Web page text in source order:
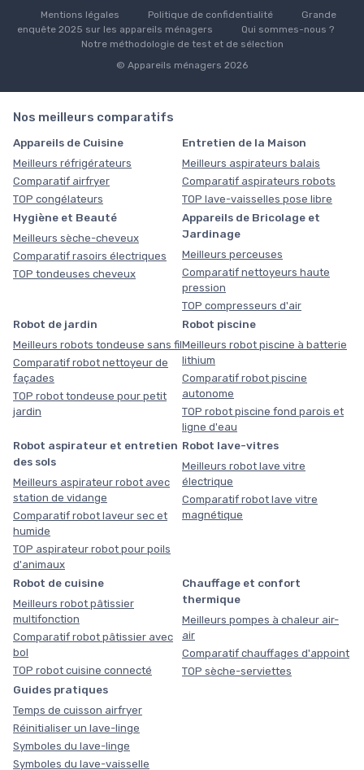
Mentions légales Politique de confidentialité
Grande
enquête 2025 sur les appareils ménagers
Qui sommes-nous ?
Notre méthodologie de test et de sélection
© Appareils ménagers 2026
Nos meilleurs comparatifs
Appareils de Cuisine
Meilleurs réfrigérateurs
Comparatif airfryer
TOP congélateurs
Entretien de la Maison
Meilleurs aspirateurs balais
Comparatif aspirateurs robots
TOP lave-vaisselles pose libre
Hygiène et Beauté
Meilleurs sèche-cheveux
Comparatif rasoirs électriques
TOP tondeuses cheveux
Appareils de Bricolage et
Jardinage
Meilleurs perceuses
Comparatif nettoyeurs haute
pression
TOP compresseurs d'air
Robot de jardin
Meilleurs robots tondeuse sans fil
Comparatif robot nettoyeur de
façades
TOP robot tondeuse pour petit
jardin
Robot piscine
Meilleurs robot piscine à batterie
lithium
Comparatif robot piscine
autonome
TOP robot piscine fond parois et
ligne d'eau
Robot aspirateur et entretien
des sols
Meilleurs aspirateur robot avec
station de vidange
Comparatif robot laveur sec et
humide
TOP aspirateur robot pour poils
d'animaux
Robot lave-vitres
Meilleurs robot lave vitre
électrique
Comparatif robot lave vitre
magnétique
Robot de cuisine
Meilleurs robot pâtissier
multifonction
Comparatif robot pâtissier avec
bol
TOP robot cuisine connecté
Chauffage et confort
thermique
Meilleurs pompes à chaleur air-
air
Comparatif chauffages d'appoint
TOP sèche-serviettes
Guides pratiques
Temps de cuisson airfryer
Réinitialiser un lave-linge
Symboles du lave-linge
Symboles du lave-vaisselle